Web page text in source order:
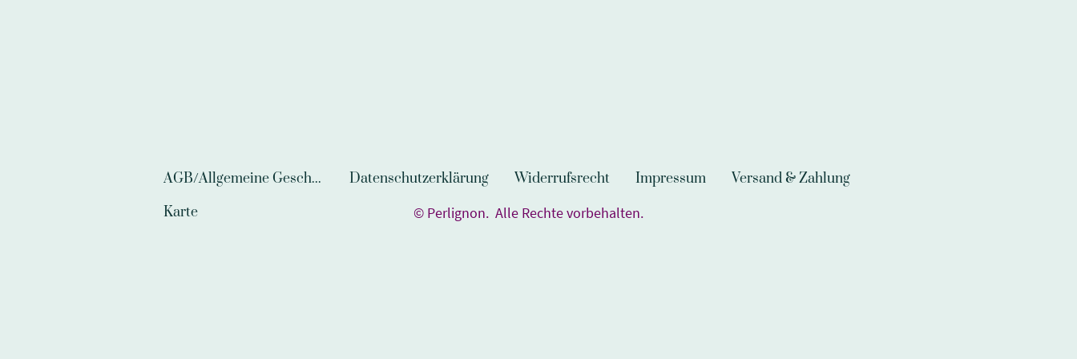
AGB/Allgemeine Geschäftsbedingungen Datenschutzerklärung Widerrufsrecht Impressum
Versand & Zahlung
Karte
© Perlignon. Alle Rechte vorbehalten.